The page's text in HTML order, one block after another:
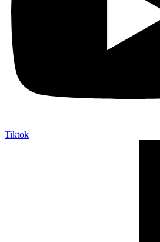
Tiktok